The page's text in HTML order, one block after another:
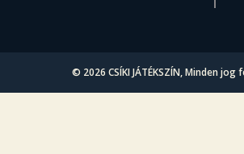
© 2026 CSÍKI JÁTÉKSZÍN, Minden jog